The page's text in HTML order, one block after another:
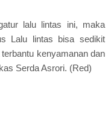
lalu lintas ini, maka
Lalu lintas bisa sedikit
kenyamanan dan
Serda Asrori. (Red)